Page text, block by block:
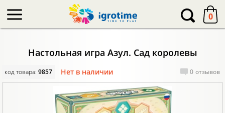
0
Настольная игра Азул. Сад королевы
код товара:9857 Нет в наличии 0 отзывов